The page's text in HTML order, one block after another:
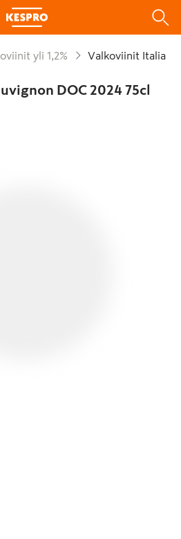
yli 1,2% Valkoviinit Italia
DOC 2024 75cl